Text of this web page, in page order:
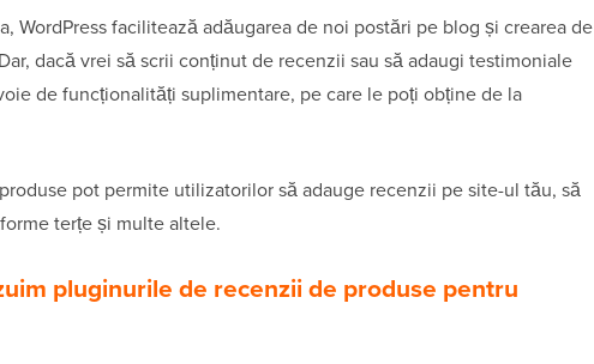
WordPress facilitează adăugarea de noi postări pe blog și crearea de
dacă vrei să scrii conținut de recenzii sau să adaugi testimoniale
de funcționalități suplimentare, pe care le poți obține de la
pot permite utilizatorilor să adauge recenzii pe site-ul tău, să
terțe și multe altele.
pluginurile de recenzii de produse pentru